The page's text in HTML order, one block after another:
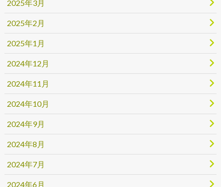
2025年3月
2025年2月
2025年1月
2024年12月
2024年11月
2024年10月
2024年9月
2024年8月
2024年7月
2024年6月